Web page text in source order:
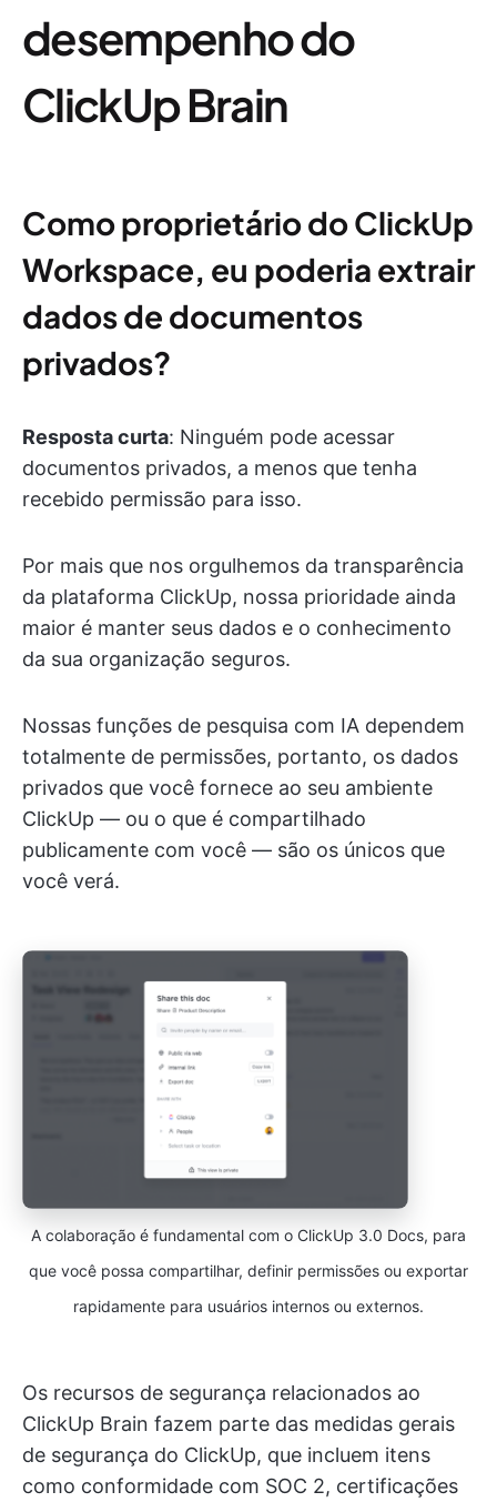
desempenho do
ClickUp Brain
Como proprietário do ClickUp
Workspace, eu poderia extrair
dados de documentos
privados?
Resposta curta: Ninguém pode acessar
documentos privados, a menos que tenha
recebido permissão para isso.
Por mais que nos orgulhemos da transparência
da plataforma ClickUp, nossa prioridade ainda
maior é manter seus dados e o conhecimento
da sua organização seguros.
Nossas funções de pesquisa com IA dependem
totalmente de permissões, portanto, os dados
privados que você fornece ao seu ambiente
ClickUp — ou o que é compartilhado
publicamente com você — são os únicos que
você verá.
A colaboração é fundamental com o ClickUp 3.0 Docs, para
que você possa compartilhar, definir permissões ou exportar
rapidamente para usuários internos ou externos.
Os recursos de segurança relacionados ao
ClickUp Brain fazem parte das medidas gerais
de segurança do ClickUp, que incluem itens
como conformidade com SOC 2, certificações